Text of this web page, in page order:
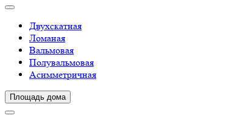
Двухскатная
Ломаная
Вальмовая
Полувальмовая
Асимметричная
Площадь дома